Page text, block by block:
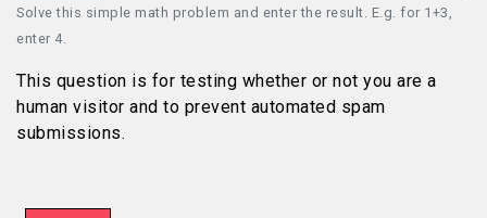
Solve this simple math problem and enter the result. E.g. for 1+3,
enter 4.
This question is for testing whether or not you are a
human visitor and to prevent automated spam
submissions.